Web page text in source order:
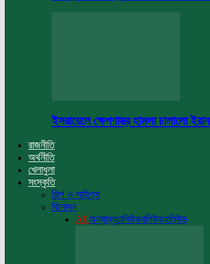
ইসরায়েলে ক্ষেপণাস্ত্র হামলা চালালো ইরান
রাজনীতি
অর্থনীতি
খেলাধুলা
সংস্কৃতি
শিল্প ও সাহিত্য
বিনোদন
Allঅন্যান্যঢালিউডবলিউডহলিউড